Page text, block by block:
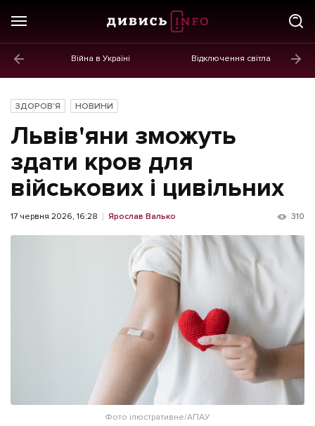
Війна в Україні Відключення світла
Новини
Політика
Економіка
Бізнес
Життя
Культура
Прес-релізи
Фото/Відео
ЗДОРОВ'Я НОВИНИ
Львів'яни зможуть
здати кров для
військових і цивільних
17 червня 2026, 16:28 Ярослав Валько 310
Фото ілюстративне/АПАУ